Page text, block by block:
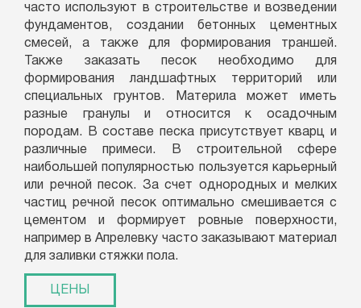
часто используют в строительстве и возведении
фундаментов, создании бетонных цементных
смесей, а также для формирования траншей.
Также заказать песок необходимо для
формирования ландшафтных территорий или
специальных грунтов. Материла может иметь
разные гранулы и относится к осадочным
породам. В составе песка присутствует кварц и
различные примеси. В строительной сфере
наибольшей популярностью пользуется карьерный
или речной песок. За счет однородных и мелких
частиц речной песок оптимально смешивается с
цементом и формирует ровные поверхности,
например в Апрелевку часто заказывают материал
для заливки стяжки пола.
ЦЕНЫ